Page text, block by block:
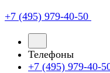
+7 (495) 979-40-50
Телефоны
+7 (495) 979-40-